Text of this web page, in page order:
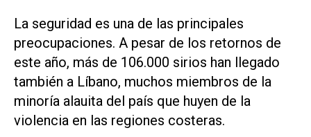
La seguridad es una de las principales
preocupaciones. A pesar de los retornos de
este año, más de 106.000 sirios han llegado
también a Líbano, muchos miembros de la
minoría alauita del país que huyen de la
violencia en las regiones costeras.